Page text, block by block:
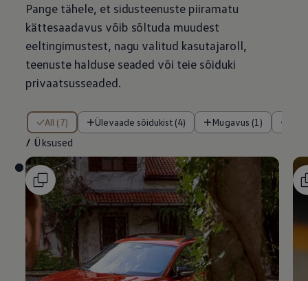
Pange tähele, et sidusteenuste piiramatu
kättesaadavus võib sõltuda muudest
eeltingimustest, nagu valitud kasutajaroll,
teenuste halduse seaded või teie sõiduki
privaatsusseaded.
All (7) Ülevaade sõidukist (4) Mugavus (1)
/ Üksused
/ Üksused